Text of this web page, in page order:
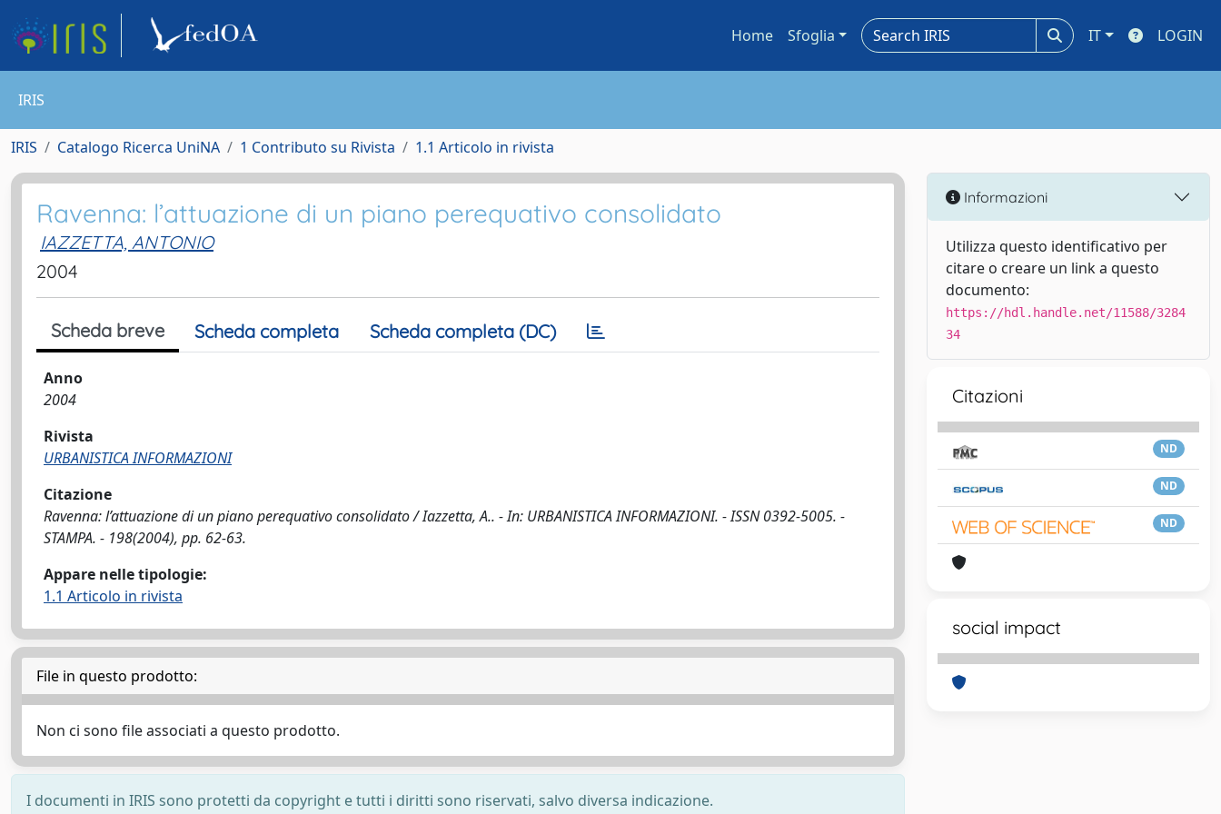
Home Sfoglia IT LOGIN
IRIS
IRIS Catalogo Ricerca UniNA 1 Contributo su Rivista 1.1 Articolo in rivista
Ravenna: l’attuazione di un piano perequativo consolidato
IAZZETTA, ANTONIO
2004
Scheda breve Scheda completa Scheda completa (DC)
Anno
2004
Rivista
URBANISTICA INFORMAZIONI
Citazione
Ravenna: l’attuazione di un piano perequativo consolidato / Iazzetta, A.. - In: URBANISTICA INFORMAZIONI. - ISSN 0392-5005. -
STAMPA. - 198(2004), pp. 62-63.
Appare nelle tipologie:
1.1 Articolo in rivista
File in questo prodotto:
Non ci sono file associati a questo prodotto.
I documenti in IRIS sono protetti da copyright e tutti i diritti sono riservati, salvo diversa indicazione.
Informazioni
Utilizza questo identificativo per
citare o creare un link a questo
documento:
https://hdl.handle.net/11588/3284
34
Citazioni
ND
ND
ND
social impact